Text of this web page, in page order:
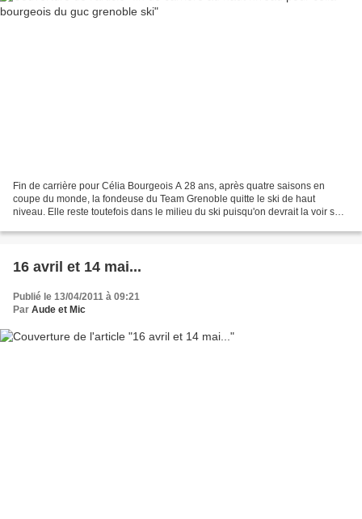
Fin de carrière pour Célia Bourgeois A 28 ans, après quatre saisons en
coupe du monde, la fondeuse du Team Grenoble quitte le ski de haut
niveau. Elle reste toutefois dans le milieu du ski puisqu'on devrait la voir sur
16 avril et 14 mai...
Publié le 13/04/2011 à 09:21
Par Aude et Mic